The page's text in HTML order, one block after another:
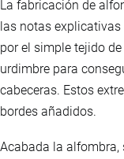
La fabricación de
las notas explicativas
por el simple tejido
urdimbre para
cabeceras. Estos
bordes añadidos.
Acabada la alfombra,